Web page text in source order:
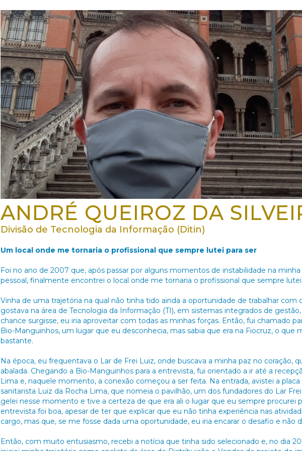
ANDRÉ QUEIROZ DA
Divisão de Tecnologia da Informação (Ditin)
Um local onde me tornaria o profissional que sempre lutei para ser
Foi no ano de 2007 que, após passar por alguns momentos de instabilidade na
pessoal, finalmente encontrei o local onde me tornaria o profissional que sempre lutei
Vinha de uma trajetória na qual não tinha tido ainda a oportunidade de trabalhar com
gostava na área de Tecnologia da Informação (TI), em sistemas integrados de gestão,
chance surgisse, eu iria aproveitar com todas as minhas forças. Então, fui chamado
Bio-Manguinhos, um lugar que eu desconhecia, mas sabia que era na Fiocruz, o que
bastante.
Na época, eu frequentava o Lar de Frei Luiz, onde buscava a minha paz no coração,
abalada. Chegando a Bio-Manguinhos para a entrevista, fui orientado a ir até a
Lima e, naquele momento, a conexão começou a ser feita. Na entrada, avistei a
sanitarista Luiz da Rocha Lima, que nomeia o pavilhão, um dos fundadores do Lar
gelei nesse momento e tive a certeza de que era ali o lugar que eu sempre procurei
entrevista foi boa, apesar de ter que explicar que eu não tinha experiência nas
cargo, mas que, se me fosse dada uma oportunidade, eu iria encarar o desafio e não
Então, com muito entusiasmo, recebi a notícia que tinha sido selecionado e, no dia